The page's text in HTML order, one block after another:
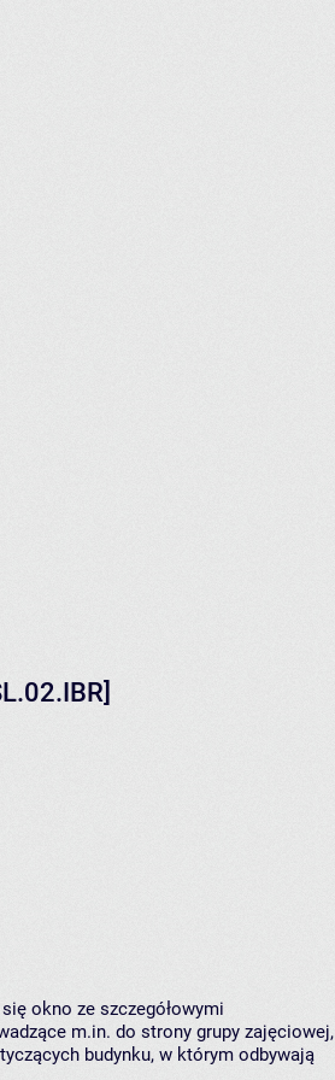
okno ze szczegółowymi
m.in. do strony grupy zajęciowej,
budynku, w którym odbywają